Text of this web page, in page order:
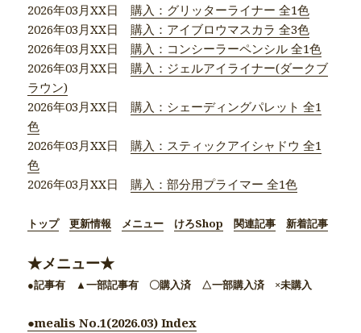
2026年03月XX日購入：グリッターライナー 全1色
2026年03月XX日購入：アイブロウマスカラ 全3色
2026年03月XX日購入：コンシーラーペンシル 全1色
2026年03月XX日購入：ジェルアイライナー(ダークブ
ラウン)
2026年03月XX日購入：シェーディングパレット 全1
色
2026年03月XX日購入：スティックアイシャドウ 全1
色
2026年03月XX日購入：部分用プライマー 全1色
トップ 更新情報 メニュー けろShop 関連記事 新着記事
★メニュー★
●記事有 ▲一部記事有 〇購入済 △一部購入済 ×未購入
●mealis No.1(2026.03) Index